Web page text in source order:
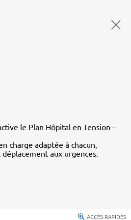
le Plan Hôpital en Tension –
charge adaptée à chacun,
aux urgences.
ACCÈS RAPIDES